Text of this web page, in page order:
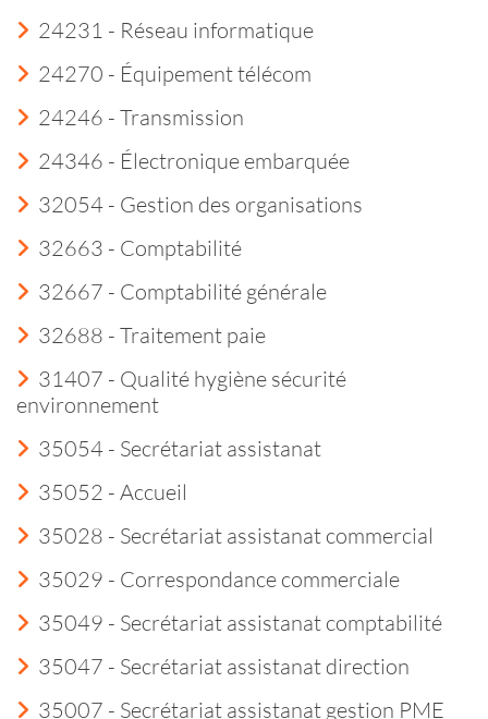
24231 - Réseau informatique
24270 - Équipement télécom
24246 - Transmission
24346 - Électronique embarquée
32054 - Gestion des organisations
32663 - Comptabilité
32667 - Comptabilité générale
32688 - Traitement paie
31407 - Qualité hygiène sécurité
environnement
35054 - Secrétariat assistanat
35052 - Accueil
35028 - Secrétariat assistanat commercial
35029 - Correspondance commerciale
35049 - Secrétariat assistanat comptabilité
35047 - Secrétariat assistanat direction
35007 - Secrétariat assistanat gestion PME